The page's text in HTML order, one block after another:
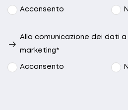
Acconsento
Alla comunicazione dei dati
marketing*
Acconsento